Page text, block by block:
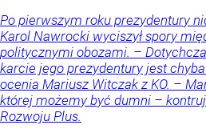
Po pierwszym roku prezydentury
Karol Nawrocki wyciszył spory
politycznymi obozami. –
karcie jego prezydentury jest
ocenia Mariusz Witczak z KO. –
której możemy być dumni –
Rozwoju Plus.